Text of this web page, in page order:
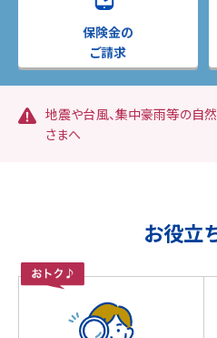
保険金の
ご請求
地震や台風、集中豪雨等の自
さまへ
お役立